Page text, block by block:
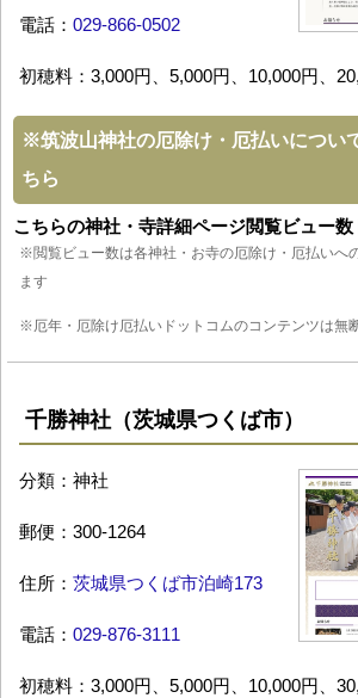
電話： 029-866-0502
初穂料：3,000円、5,000円、10,000円、
※筑波山神社の厄除け・厄払いについ
ちら
こちらの神社・寺詳細ページ閲覧ビュー数
※閲覧ビュー数は各神社・お寺の厄除け・厄払いへ
ます
※厄年・厄除け厄払いドットコムのコンテンツは無
千勝神社（茨城県つくば市）
分類：神社
郵便：300-1264
住所： 茨城県つくば市泊崎173
電話： 029-876-3111
初穂料：3,000円、5,000円、10,000円、